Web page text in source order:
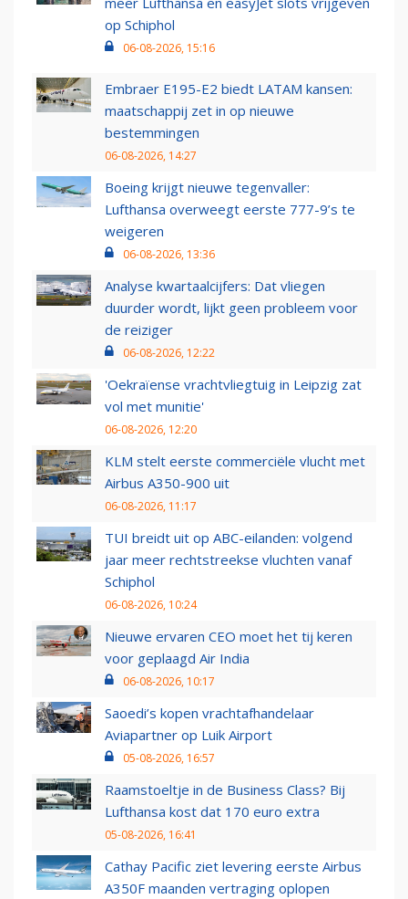
op Schiphol
06-08-2026, 15:16
Embraer E195-E2 biedt LATAM kansen:
maatschappij zet in op nieuwe
bestemmingen
06-08-2026, 14:27
Boeing krijgt nieuwe tegenvaller:
Lufthansa overweegt eerste 777-9’s te
weigeren
06-08-2026, 13:36
Analyse kwartaalcijfers: Dat vliegen
duurder wordt, lijkt geen probleem voor
de reiziger
06-08-2026, 12:22
'Oekraïense vrachtvliegtuig in Leipzig zat
vol met munitie'
06-08-2026, 12:20
KLM stelt eerste commerciële vlucht met
Airbus A350-900 uit
06-08-2026, 11:17
TUI breidt uit op ABC-eilanden: volgend
jaar meer rechtstreekse vluchten vanaf
Schiphol
06-08-2026, 10:24
Nieuwe ervaren CEO moet het tij keren
voor geplaagd Air India
06-08-2026, 10:17
Saoedi’s kopen vrachtafhandelaar
Aviapartner op Luik Airport
05-08-2026, 16:57
Raamstoeltje in de Business Class? Bij
Lufthansa kost dat 170 euro extra
05-08-2026, 16:41
Cathay Pacific ziet levering eerste Airbus
A350F maanden vertraging oplopen